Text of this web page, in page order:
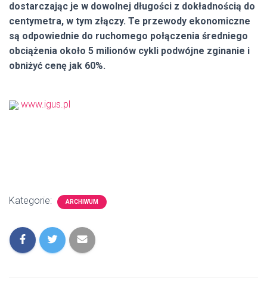
dostarczając je w dowolnej długości z dokładnością do
centymetra, w tym złączy. Te przewody ekonomiczne
są odpowiednie do ruchomego połączenia średniego
obciążenia około 5 milionów cykli podwójne zginanie i
obniżyć cenę jak 60%.
www.igus.pl
Kategorie: ARCHIWUM